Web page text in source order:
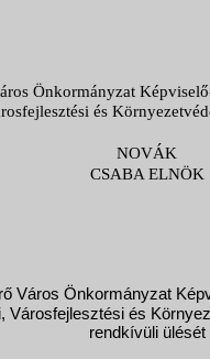
Önkormányzat
és
NOVÁK
CSABA ELNÖK
Város Önkormányzat
Városfejlesztési és
rendkívüli ülését